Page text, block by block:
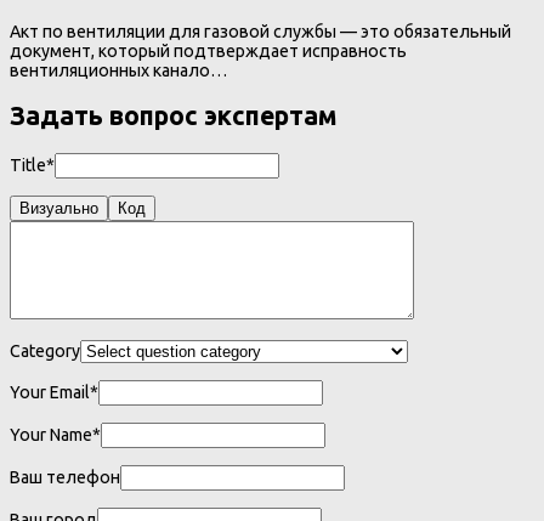
Акт по вентиляции для газовой службы — это обязательный
документ, который подтверждает исправность
вентиляционных канало…
Задать вопрос экспертам
Title*
Визуально Код
Category
Your Email*
Your Name*
Ваш телефон